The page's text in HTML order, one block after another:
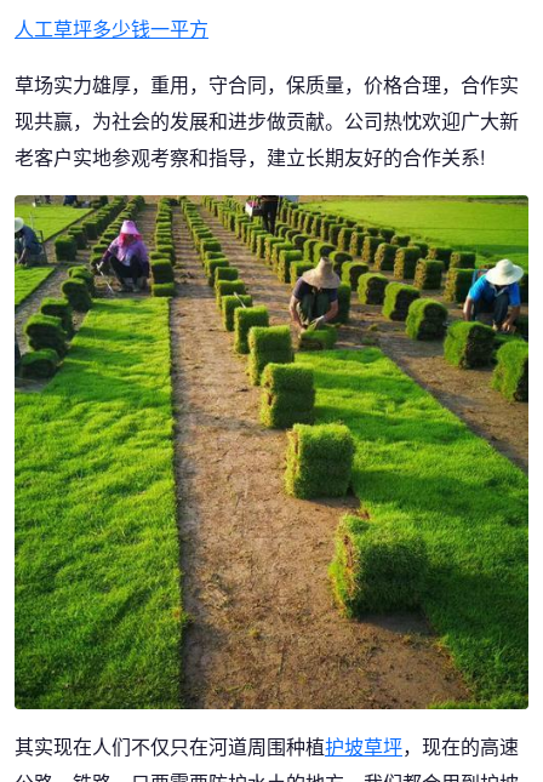
人工草坪多少钱一平方
草场实力雄厚，重用，守合同，保质量，价格合理，合作实
现共赢，为社会的发展和进步做贡献。公司热忱欢迎广大新
老客户实地参观考察和指导，建立长期友好的合作关系!
其实现在人们不仅只在河道周围种植护坡草坪，现在的高速